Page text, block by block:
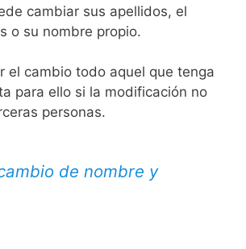
cambiar sus apellidos, el
o su nombre propio.
el cambio todo aquel que tenga
para ello si la modificación no
personas.
de nombre y